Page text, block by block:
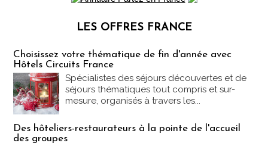
LES OFFRES FRANCE
Choisissez votre thématique de fin d'année avec
Hôtels Circuits France
Spécialistes des séjours découvertes et de
séjours thématiques tout compris et sur-
mesure, organisés à travers les...
Des hôteliers-restaurateurs à la pointe de l'accueil
des groupes